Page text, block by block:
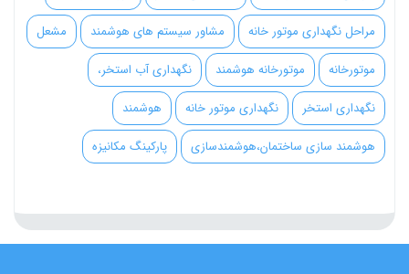
مراحل نگهداری موتور خانه
مشاور سیستم های هوشمند
مشعل
موتورخانه
موتورخانه هوشمند
نگهداری آب استخر،
نگهداری استخر
نگهداری موتور خانه
هوشمند
هوشمند سازی ساختمان،هوشمندسازی
پارکینگ مکانیزه